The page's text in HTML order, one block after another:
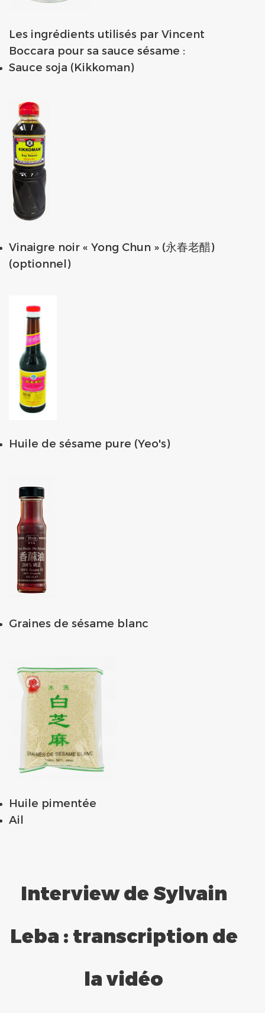
Les ingrédients utilisés par Vincent
Boccara pour sa sauce sésame :
Sauce soja (Kikkoman)
Vinaigre noir « Yong Chun » (永春老醋)
(optionnel)
Huile de sésame pure (Yeo's)
Graines de sésame blanc
Huile pimentée
Ail
Interview de Sylvain
Leba : transcription de
la vidéo